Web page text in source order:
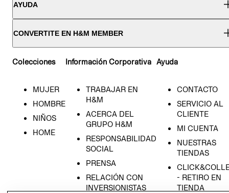
AYUDA
CONVERTITE EN H&M MEMBER
Colecciones
MUJER
HOMBRE
NIÑOS
HOME
Información Corporativa
TRABAJAR EN
H&M
ACERCA DEL
GRUPO H&M
RESPONSABILIDAD
SOCIAL
PRENSA
RELACIÓN CON
INVERSIONISTAS
Ayuda
CONTACTO
SERVICIO AL
CLIENTE
MI CUENTA
NUESTRAS
TIENDAS
- RETIRO EN
TIENDA